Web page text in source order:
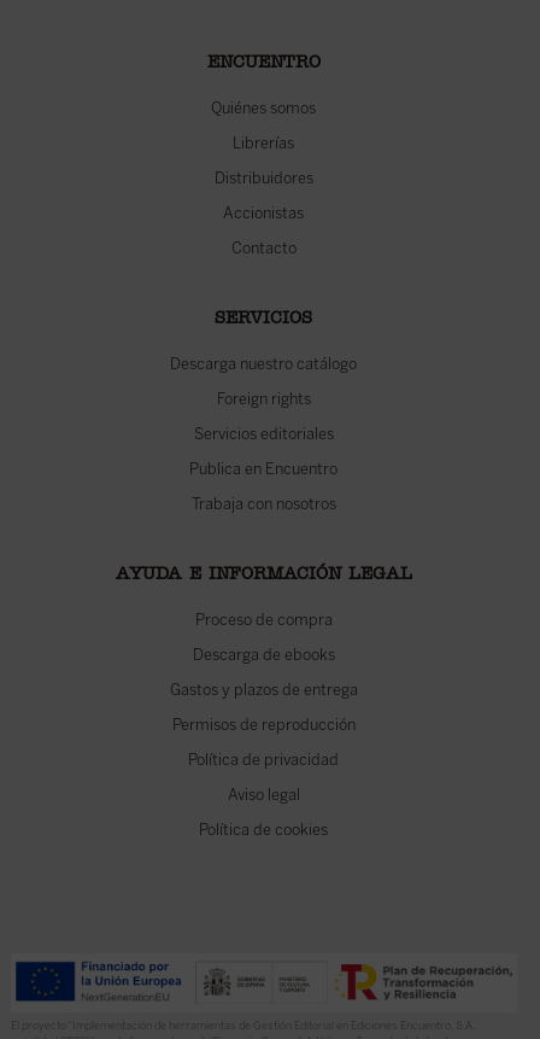
ENCUENTRO
Quiénes somos
Librerías
Distribuidores
Accionistas
Contacto
SERVICIOS
Descarga nuestro catálogo
Foreign rights
Servicios editoriales
Publica en Encuentro
Trabaja con nosotros
AYUDA E INFORMACIÓN LEGAL
Proceso de compra
Descarga de ebooks
Gastos y plazos de entrega
Permisos de reproducción
Política de privacidad
Aviso legal
Política de cookies
El proyecto “Implementación de herramientas de Gestión Editorial en Ediciones Encuentro, S.A.